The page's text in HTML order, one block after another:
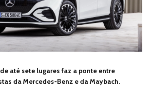
até sete lugares faz a ponte entre
da Mercedes-Benz e da Maybach.